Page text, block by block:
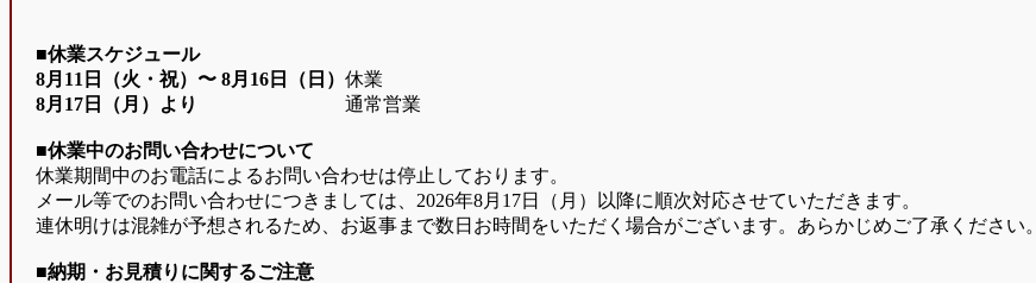
■休業スケジュール
8月11日（火・祝）〜 8月16日（日） 休業
8月17日（月）より
通常営業
■休業中のお問い合わせについて
休業期間中のお電話によるお問い合わせは停止しております。
メール等でのお問い合わせにつきましては、2026年8月17日（月）以降に順次対応させていただきます。
連休明けは混雑が予想されるため、お返事まで数日お時間をいただく場合がございます。あらかじめご了承ください。
■納期・お見積りに関するご注意